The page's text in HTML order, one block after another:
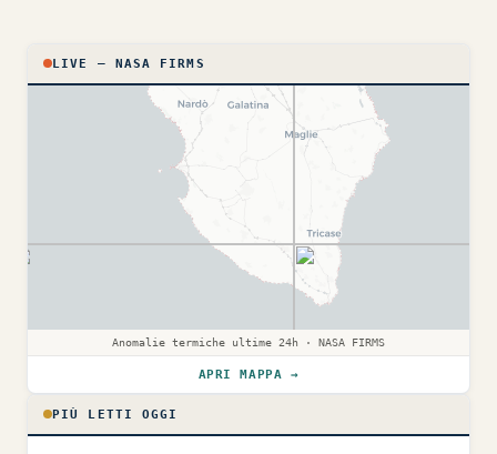
LIVE — NASA FIRMS
Anomalie termiche ultime 24h · NASA FIRMS
APRI MAPPA →
PIÙ LETTI OGGI